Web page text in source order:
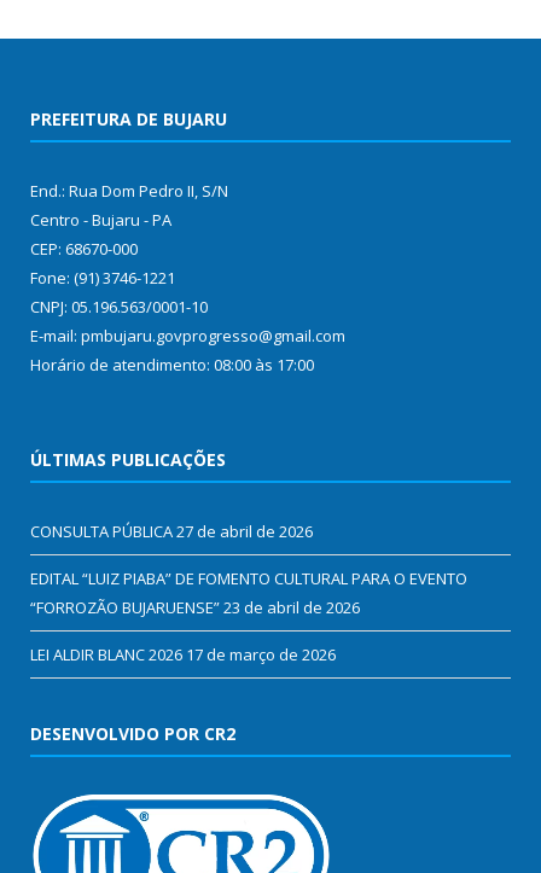
PREFEITURA DE BUJARU
End.: Rua Dom Pedro II, S/N
Centro - Bujaru - PA
CEP: 68670-000
Fone: (91) 3746-1221
CNPJ: 05.196.563/0001-10
E-mail: pmbujaru.govprogresso@gmail.com
Horário de atendimento: 08:00 às 17:00
ÚLTIMAS PUBLICAÇÕES
CONSULTA PÚBLICA27 de abril de 2026
EDITAL “LUIZ PIABA” DE FOMENTO CULTURAL PARA O EVENTO
“FORROZÃO BUJARUENSE”23 de abril de 2026
LEI ALDIR BLANC 2026 17 de março de 2026
DESENVOLVIDO POR CR2